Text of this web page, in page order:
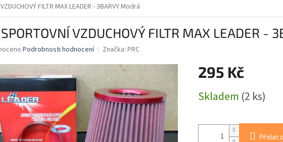
FILTR MAX LEADER - 3BARVY Modrá
SPORTOVNÍ VZDUCHOVÝ FILTR MAX LEADER -
Podrobnosti hodnocení Značka: PRC
295 Kč
cena:
Skladem (2 ks)
Přidat